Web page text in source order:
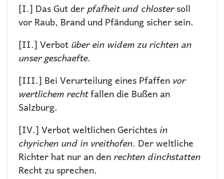
[I.] Das Gut der pfafheit und chlostersoll
vor Raub, Brand und Pfändung sicher sein.
[II.] Verbot über ein widem zu richten an
unser geschaefte.
[III.] Bei Verurteilung eines Pfaffen vor
wertlichem rechtfallen die Bußen an
Salzburg.
[IV.] Verbot weltlichen Gerichtes in
chyrichen und in vreithofen. Der weltliche
Richter hat nur an den rechten dinchstatten
Recht zu sprechen.